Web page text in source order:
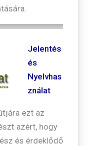
Jelentés
és
Nyelvhas
ználat
ezt az
azért, hogy
és érdeklődő